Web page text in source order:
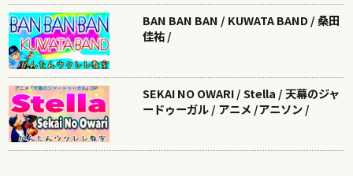
BAN BAN BAN / KUWATA BAND / 桑田
佳祐 /
SEKAI NO OWARI / Stella / 天幕のジャ
ードゥーガル / アニメ /アニソン /